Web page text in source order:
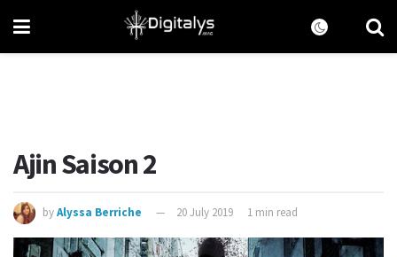
Ajin Saison 2
byAlyssa Berriche 20 July 2019 1 min read